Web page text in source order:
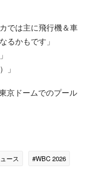
では主に飛行機＆車
かもです」
」
京ドームでのプール
ース
#WBC 2026